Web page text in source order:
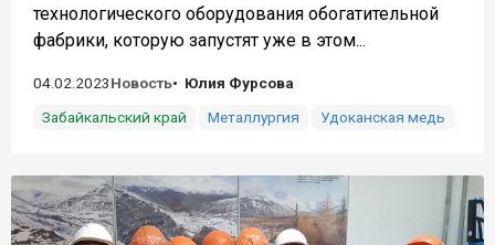
технологического оборудования обогатительной
фабрики, которую запустят уже в этом...
04.02.2023Новость
Юлия Фурсова
Забайкальский край
Металлургия Удоканская медь